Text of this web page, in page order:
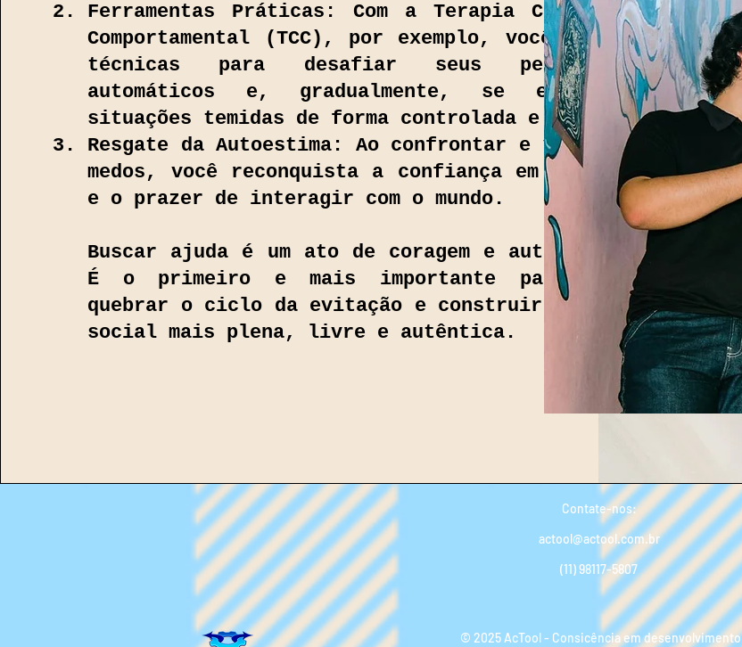
Ferramentas Práticas: Com a Terapia Cognitivo-
Comportamental (TCC), por exemplo, você aprende
técnicas para desafiar seus pensamentos
automáticos e, gradualmente, se expor às
situações temidas de forma controlada e segura.
Resgate da Autoestima: Ao confrontar e vencer os
medos, você reconquista a confiança em si mesmo
e o prazer de interagir com o mundo.
Buscar ajuda é um ato de coragem e autocuidado.
É o primeiro e mais importante passo para
quebrar o ciclo da evitação e construir uma vida
social mais plena, livre e autêntica.
Contate-nos:
actool@actool.com.br
(11) 98117-5807
© 2025 AcTool - Consicência em desenvolvimento